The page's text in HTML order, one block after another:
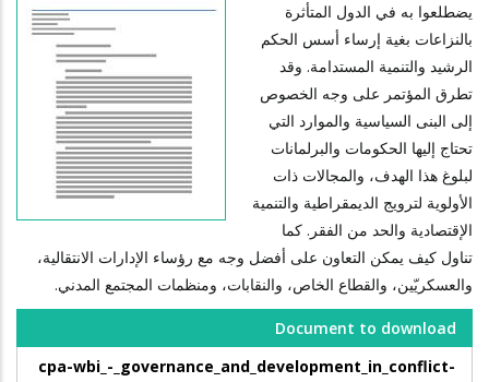
يضطلعوا به في الدول المتأثرة
بالنزاعات بغية إرساء أسس الحكم
الرشيد والتنمية المستدامة. وقد
تطرق المؤتمر على وجه الخصوص
إلى البنى السياسية والموارد التي
تحتاج إليها الحكومات والبرلمانات
لبلوغ هذا الهدف، والمجالات ذات
الأولوية لترويج الديمقراطية والتنمية
الإقتصادية والحد من الفقر. كما
تناول كيف يمكن التعاون على أفضل وجه مع رؤساء الإدارات الانتقالية،
والعسكريّين، والقطاع الخاص، والنقابات، ومنظمات المجتمع المدني.
Document to download
cpa-wbi_-_governance_and_development_in_conflict-